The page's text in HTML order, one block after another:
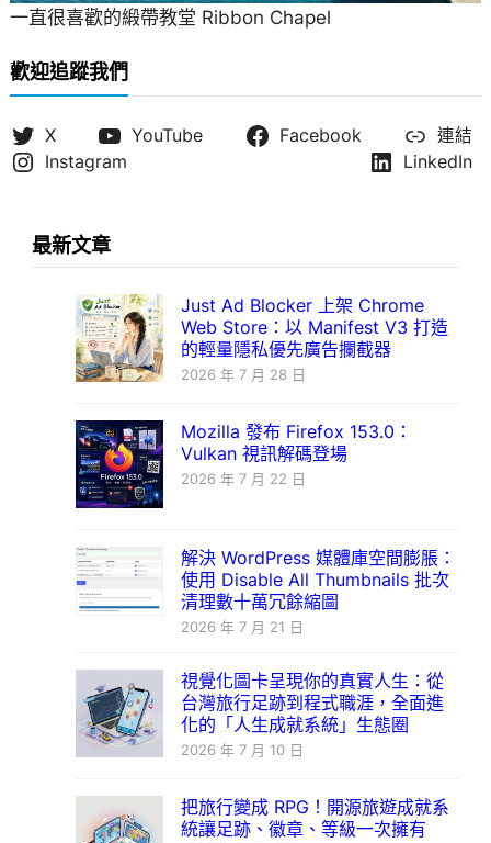
一直很喜歡的緞帶教堂 Ribbon Chapel
歡迎追蹤我們
X YouTube Facebook
連結
Instagram
LinkedIn
最新文章
Just Ad Blocker 上架 Chrome
Web Store：以 Manifest V3 打造
的輕量隱私優先廣告攔截器
2026 年 7 月 28 日
Mozilla 發布 Firefox 153.0：
Vulkan 視訊解碼登場
2026 年 7 月 22 日
解決 WordPress 媒體庫空間膨脹：
使用 Disable All Thumbnails 批次
清理數十萬冗餘縮圖
2026 年 7 月 21 日
視覺化圖卡呈現你的真實人生：從
台灣旅行足跡到程式職涯，全面進
化的「人生成就系統」生態圈
2026 年 7 月 10 日
把旅行變成 RPG！開源旅遊成就系
統讓足跡、徽章、等級一次擁有